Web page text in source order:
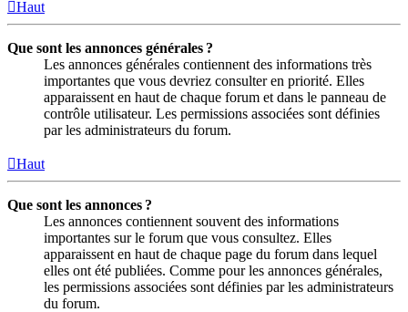
Haut
Que sont les annonces générales ?
Les annonces générales contiennent des informations très
importantes que vous devriez consulter en priorité. Elles
apparaissent en haut de chaque forum et dans le panneau de
contrôle utilisateur. Les permissions associées sont définies
par les administrateurs du forum.
Haut
Que sont les annonces ?
Les annonces contiennent souvent des informations
importantes sur le forum que vous consultez. Elles
apparaissent en haut de chaque page du forum dans lequel
elles ont été publiées. Comme pour les annonces générales,
les permissions associées sont définies par les administrateurs
du forum.